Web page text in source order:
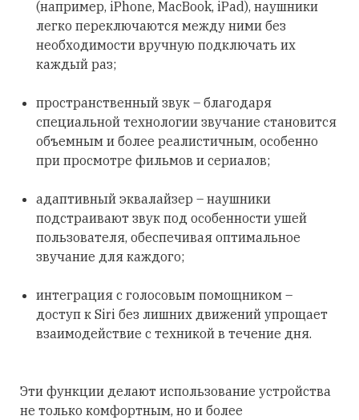
(например, iPhone, MacBook, iPad), наушники
легко переключаются между ними без
необходимости вручную подключать их
каждый раз;
пространственный звук – благодаря
специальной технологии звучание становится
объемным и более реалистичным, особенно
при просмотре фильмов и сериалов;
адаптивный эквалайзер – наушники
подстраивают звук под особенности ушей
пользователя, обеспечивая оптимальное
звучание для каждого;
интеграция с голосовым помощником –
доступ к Siri без лишних движений упрощает
взаимодействие с техникой в течение дня.
Эти функции делают использование устройства
не только комфортным, но и более